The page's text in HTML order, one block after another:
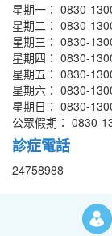
星期一： 0830-
星期二： 0830-
星期三： 0830-
星期四： 0830-
星期五： 0830-
星期六： 0830-
星期日： 0830-
公眾假期： 0830-
診症電話
24758988